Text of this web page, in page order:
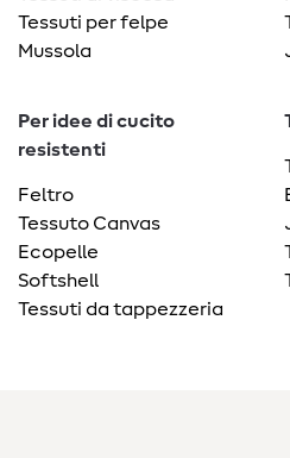
Tessuti per felpe
Mussola
Per idee di cucito
resistenti
Feltro
Tessuto Canvas
Ecopelle
Softshell
Tessuti da tappezzeria